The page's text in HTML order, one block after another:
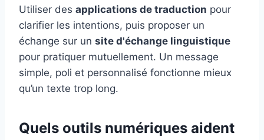
Utiliser des applications de traduction pour
clarifier les intentions, puis proposer un
échange sur un site d'échange linguistique
pour pratiquer mutuellement. Un message
simple, poli et personnalisé fonctionne mieux
qu’un texte trop long.
Quels outils numériques aident